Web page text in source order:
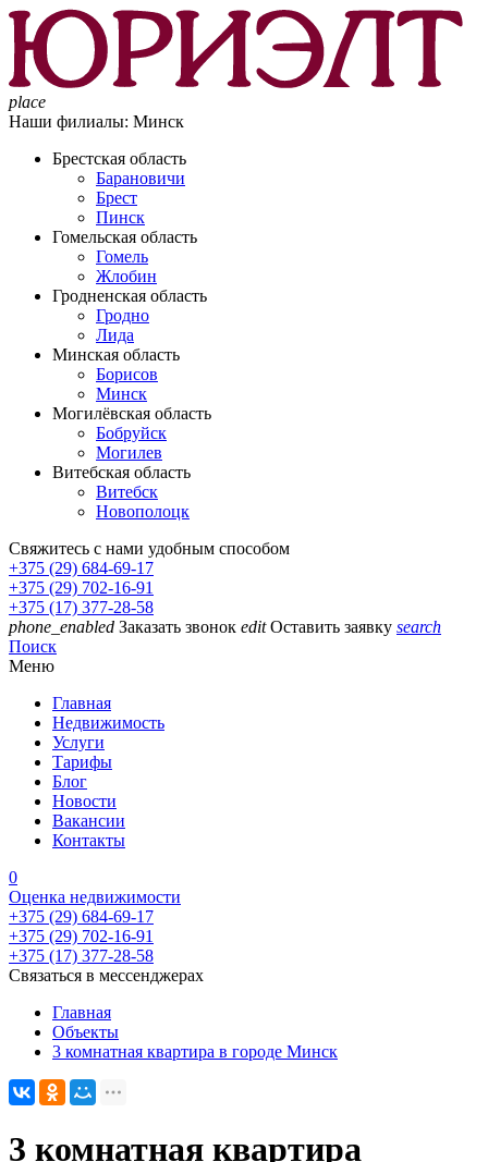
place
Наши филиалы: Минск
Брестская область
Барановичи
Брест
Пинск
Гомельская область
Гомель
Жлобин
Гродненская область
Гродно
Лида
Минская область
Борисов
Минск
Могилёвская область
Бобруйск
Могилев
Витебская область
Витебск
Новополоцк
Свяжитесь с нами удобным способом
+375 (29) 684-69-17
+375 (29) 702-16-91
+375 (17) 377-28-58
phone_enabled Заказать звонок edit Оставить заявку search
Поиск
Меню
Главная
Недвижимость
Услуги
Тарифы
Блог
Новости
Вакансии
Контакты
0
Оценка недвижимости
+375 (29) 684-69-17
+375 (29) 702-16-91
+375 (17) 377-28-58
Связаться в мессенджерах
Главная
Объекты
3 комнатная квартира в городе Минск
3 комнатная квартира